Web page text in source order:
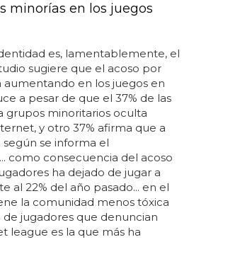
minorías en los juegos
es, lamentablemente, el
sugiere que el acoso por
aumentando en los juegos en
a pesar de que el 37% de las
grupos minoritarios oculta
y otro 37% afirma que a
según se informa el
como consecuencia del acoso
ha dejado de jugar a
al 22% del año pasado... en el
la comunidad menos tóxica
de jugadores que denuncian
league es la que más ha